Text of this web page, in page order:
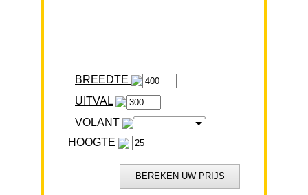
BREEDTE
VOLANT
HOOGTE